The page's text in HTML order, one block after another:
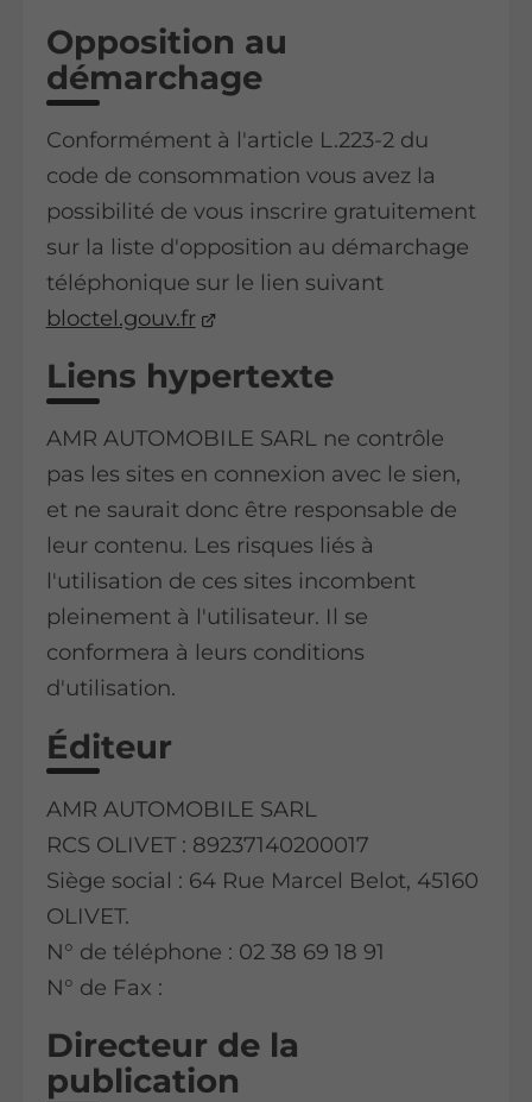
Opposition au
démarchage
Conformément à l'article L.223-2 du
code de consommation vous avez la
possibilité de vous inscrire gratuitement
sur la liste d'opposition au démarchage
téléphonique sur le lien suivant
bloctel.gouv.fr
Liens hypertexte
AMR AUTOMOBILE SARL ne contrôle
pas les sites en connexion avec le sien,
et ne saurait donc être responsable de
leur contenu. Les risques liés à
l'utilisation de ces sites incombent
pleinement à l'utilisateur. Il se
conformera à leurs conditions
d'utilisation.
Éditeur
AMR AUTOMOBILE SARL
RCS OLIVET : 89237140200017
Siège social : 64 Rue Marcel Belot, 45160
OLIVET.
N° de téléphone : 02 38 69 18 91
N° de Fax :
Directeur de la
publication